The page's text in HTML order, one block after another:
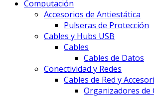
Computación
Accesorios de Antiestática
Pulseras de Protección
Cables y Hubs USB
Cables
Cables de Datos
Conectividad y Redes
Cables de Red y
Organizadores de